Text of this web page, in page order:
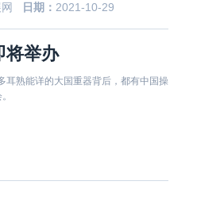
日期： 2021-10-29
将举办
耳熟能详的大国重器背后，都有中国操